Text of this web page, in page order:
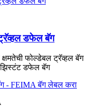
डफेल बॅग
फोल्डेबल ट्रॅव्हल बॅग
डफेल बॅग